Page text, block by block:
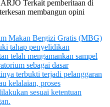
Terkait pemberitaan di
membangun opini